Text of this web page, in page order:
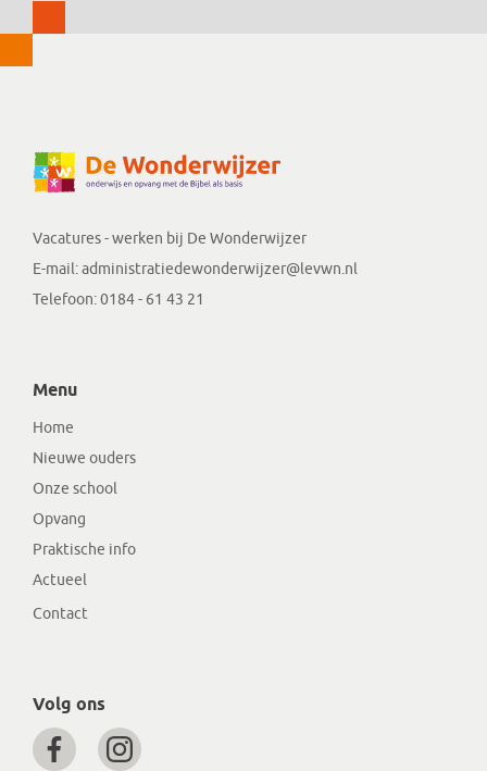
Vacatures - werken bij De Wonderwijzer
E-mail:administratiedewonderwijzer@levwn.nl
Telefoon:0184 - 61 43 21
Menu
Home
Nieuwe ouders
Onze school
Opvang
Praktische info
Actueel
Contact
Volg ons